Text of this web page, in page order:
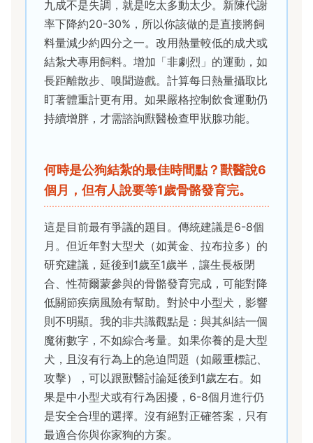
九成不是失調，就是吃太多動太少。新陳代謝
率下降約20-30%，所以你該做的是直接將飼
料量減少約四分之一。改用熱量較低的成犬或
結紮犬專用飼料。增加「非劇烈」的運動，如
長距離散步、嗅聞遊戲。計算每日熱量攝取比
盯著體重計更有用。如果嚴格控制飲食運動仍
持續增胖，才需諮詢獸醫檢查甲狀腺功能。
何時是公狗結紮的最佳時間點？獸醫說6
個月，但有人說要等1歲骨骼發育完。
這是目前最有爭議的題目。傳統建議是6-8個
月。但近年對大型犬（如黃金、拉布拉多）的
研究建議，延後到1歲至1歲半，讓生長板閉
合、性荷爾蒙參與的骨骼發育完成，可能對降
低關節疾病風險有幫助。對於中小型犬，影響
則不明顯。我的非共識觀點是：與其糾結一個
魔術數字，不如綜合考量。如果你養的是大型
犬，且沒有行為上的急迫問題（如嚴重標記、
攻擊），可以跟獸醫討論延後到1歲左右。如
果是中小型犬或有行為困擾，6-8個月進行仍
是安全合理的選擇。沒有絕對正確答案，只有
最適合你與你家狗的方案。